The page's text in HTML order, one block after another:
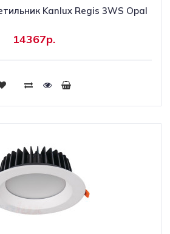
Kanlux Regis 3WS Opal
14367р.